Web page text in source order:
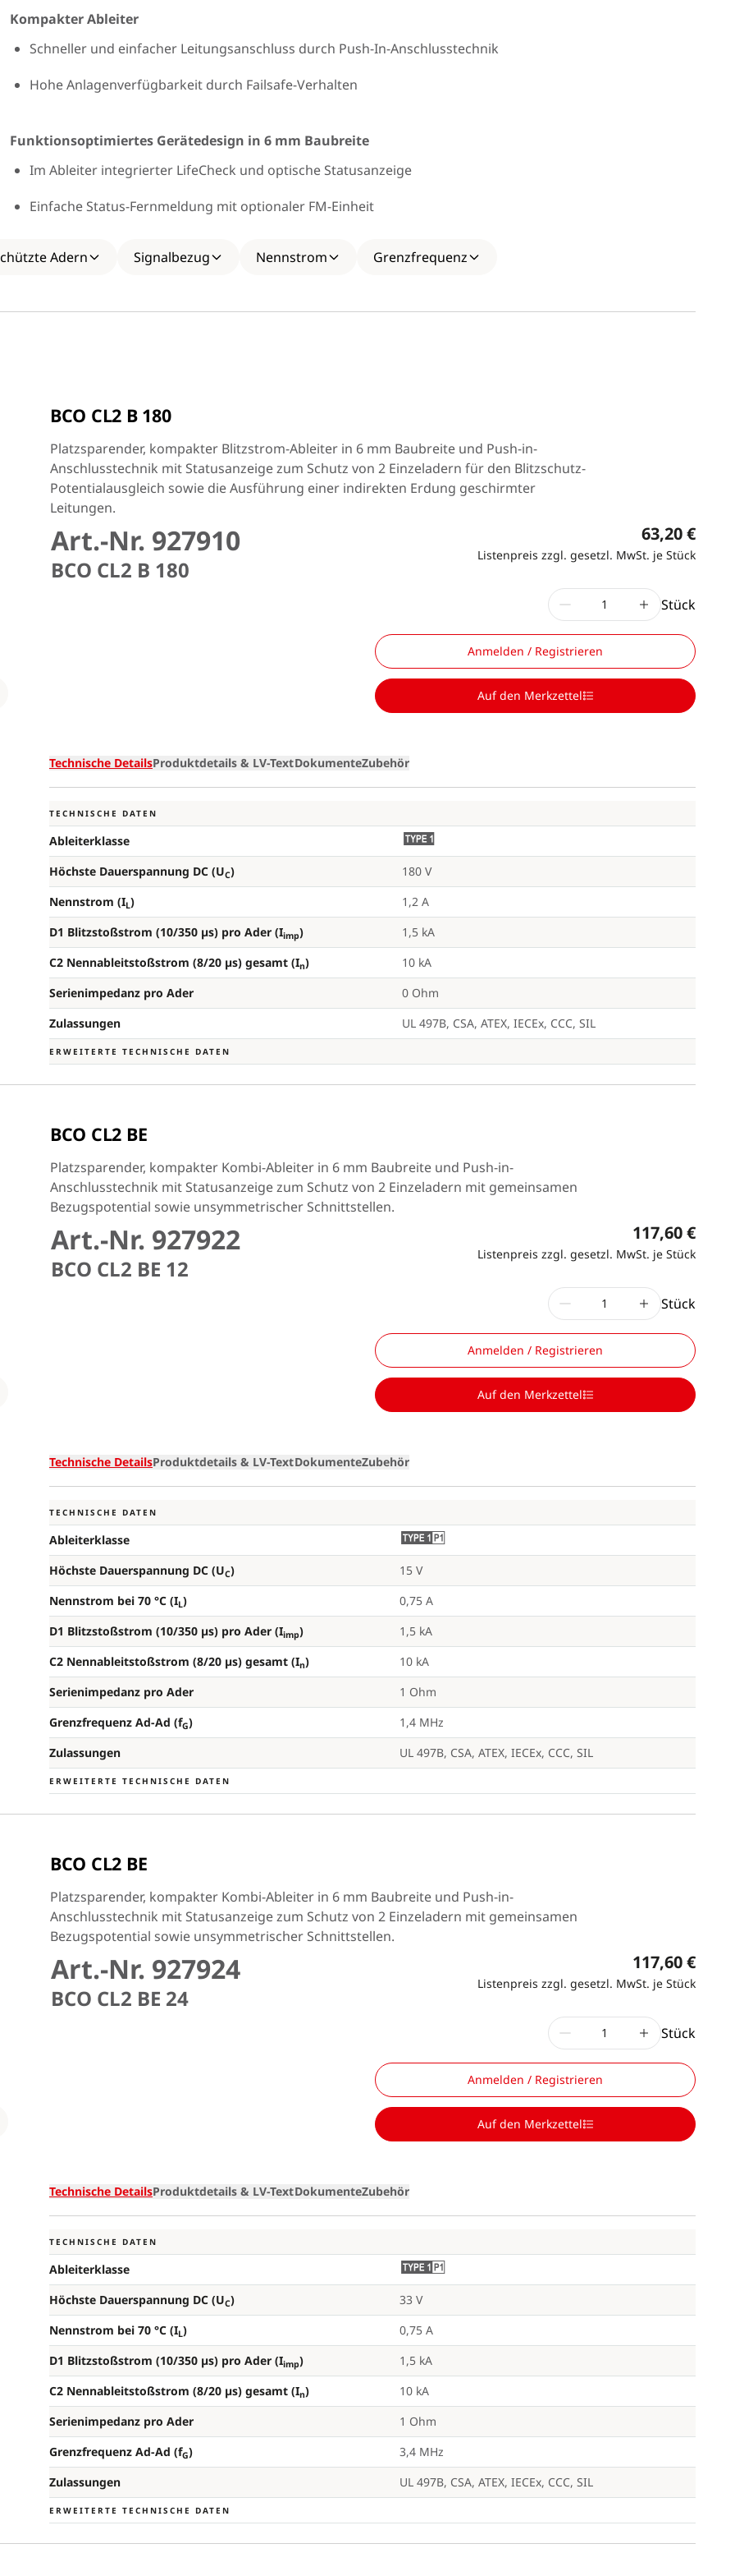
Kompakter Ableiter
Schneller und einfacher Leitungsanschluss durch Push-In-Anschlusstechnik
Hohe Anlagenverfügbarkeit durch Failsafe-Verhalten
Funktionsoptimiertes Gerätedesign in 6 mm Baubreite
Im Ableiter integrierter LifeCheck und optische Statusanzeige
Einfache Status-Fernmeldung mit optionaler FM-Einheit
Adern Signalbezug Nennstrom
Grenzfrequenz
BCO CL2 B 180
Platzsparender, kompakter Blitzstrom-Ableiter in 6 mm Baubreite und Push-in-
Anschlusstechnik mit Statusanzeige zum Schutz von 2 Einzeladern für den Blitzschutz-
Potentialausgleich sowie die Ausführung einer indirekten Erdung geschirmter
Leitungen.
Art.-Nr. 927910
BCO CL2 B 180
Loading
63,20 €
Listenpreis zzgl. gesetzl. MwSt. je Stück
Stück
Anmelden / Registrieren
Auf den Merkzettel
Technische DetailsProduktdetails & LV-TextDokumenteZubehör
TECHNISCHE DATEN
Ableiterklasse A
Höchste Dauerspannung DC (UC)
180 V
Nennstrom (IL)
1,2 A
D1 Blitzstoßstrom (10/350 µs) pro Ader (Iimp)
1,5 kA
C2 Nennableitstoßstrom (8/20 µs) gesamt (In)
10 kA
Serienimpedanz pro Ader
0 Ohm
Zulassungen
UL 497B, CSA, ATEX, IECEx, CCC, SIL
ERWEITERTE TECHNISCHE DATEN
BCO CL2 BE
Platzsparender, kompakter Kombi-Ableiter in 6 mm Baubreite und Push-in-
Anschlusstechnik mit Statusanzeige zum Schutz von 2 Einzeladern mit gemeinsamen
Bezugspotential sowie unsymmetrischer Schnittstellen.
Art.-Nr. 927922
BCO CL2 BE 12
Loading
117,60 €
Listenpreis zzgl. gesetzl. MwSt. je Stück
Stück
Anmelden / Registrieren
Auf den Merkzettel
Technische DetailsProduktdetails & LV-TextDokumenteZubehör
TECHNISCHE DATEN
Ableiterklasse M
Höchste Dauerspannung DC (UC)
15 V
Nennstrom bei 70 °C (IL)
0,75 A
D1 Blitzstoßstrom (10/350 µs) pro Ader (Iimp)
1,5 kA
C2 Nennableitstoßstrom (8/20 µs) gesamt (In)
10 kA
Serienimpedanz pro Ader
1 Ohm
Grenzfrequenz Ad-Ad (fG)
1,4 MHz
Zulassungen
UL 497B, CSA, ATEX, IECEx, CCC, SIL
ERWEITERTE TECHNISCHE DATEN
BCO CL2 BE
Platzsparender, kompakter Kombi-Ableiter in 6 mm Baubreite und Push-in-
Anschlusstechnik mit Statusanzeige zum Schutz von 2 Einzeladern mit gemeinsamen
Bezugspotential sowie unsymmetrischer Schnittstellen.
Art.-Nr. 927924
BCO CL2 BE 24
Loading
117,60 €
Listenpreis zzgl. gesetzl. MwSt. je Stück
Stück
Anmelden / Registrieren
Auf den Merkzettel
Technische DetailsProduktdetails & LV-TextDokumenteZubehör
TECHNISCHE DATEN
Ableiterklasse M
Höchste Dauerspannung DC (UC)
33 V
Nennstrom bei 70 °C (IL)
0,75 A
D1 Blitzstoßstrom (10/350 µs) pro Ader (Iimp)
1,5 kA
C2 Nennableitstoßstrom (8/20 µs) gesamt (In)
10 kA
Serienimpedanz pro Ader
1 Ohm
Grenzfrequenz Ad-Ad (fG)
3,4 MHz
Zulassungen
UL 497B, CSA, ATEX, IECEx, CCC, SIL
ERWEITERTE TECHNISCHE DATEN